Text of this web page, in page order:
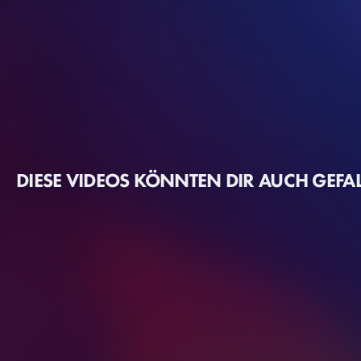
DIESE VIDEOS KÖNNTEN DIR AUCH